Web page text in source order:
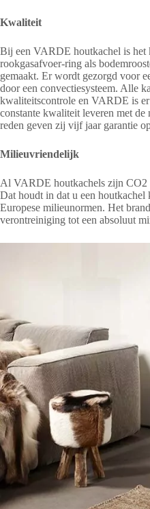
Kwaliteit
Bij een VARDE houtkachel is het
rookgasafvoer-ring als
gemaakt. Er wordt gezorgd voor
door een convectiesysteem. Alle
kwaliteitscontrole en VARDE is
constante kwaliteit leveren met
reden geven zij vijf jaar garantie
Milieuvriendelijk
Al VARDE houtkachels zijn CO2
Dat houdt in dat u een houtkachel
Europese milieunormen. Het
verontreiniging tot een absoluut